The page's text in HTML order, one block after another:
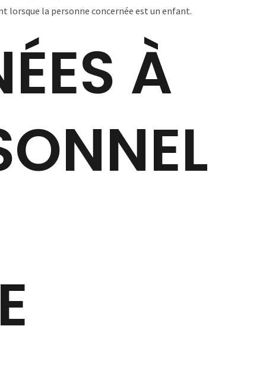
lorsque la personne concernée est un enfant.
À